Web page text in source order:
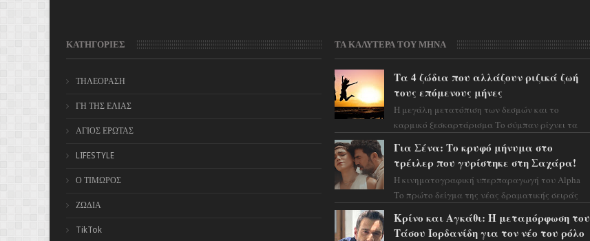
ΚΑΤΗΓΟΡΙΕΣ
ΤΗΛΕΟΡΑΣΗ
ΓΗ ΤΗΣ ΕΛΙΑΣ
ΑΓΙΟΣ ΕΡΩΤΑΣ
LIFESTYLE
Ο ΤΙΜΩΡΟΣ
ΖΩΔΙΑ
TikTok
ΤΑ ΚΑΛΥΤΕΡΑ ΤΟΥ ΜΗΝΑ
Τα 4 ζώδια που αλλάζουν ριζικά ζωή
τους επόμενους μήνες
Η μεγάλη μετατόπιση των δεσμών και το
καρμικό ξεσκαρτάρισμα Το σύμπαν ρίχνει τα
προειδοποιεί: οι σελην...
Για Σένα: Το κρυφό μήνυμα στο
τρέιλερ που γυρίστηκε στη Σαχάρα!
Η κινηματογραφική υπερπαραγωγή του Alpha
Το πρώτο δείγμα της νέας δραματικής σειράς
κάθε π...
Κρίνο και Αγκάθι: Η μεταμόρφωση του
Τάσου Ιορδανίδη για τον νέο του ρόλο